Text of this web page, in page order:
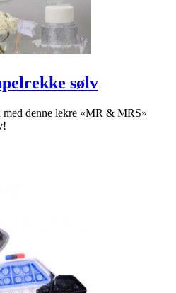
sølv
denne lekre «MR & MRS»